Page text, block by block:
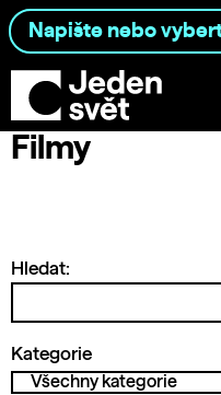
Filmy
Hledat:
Kategorie